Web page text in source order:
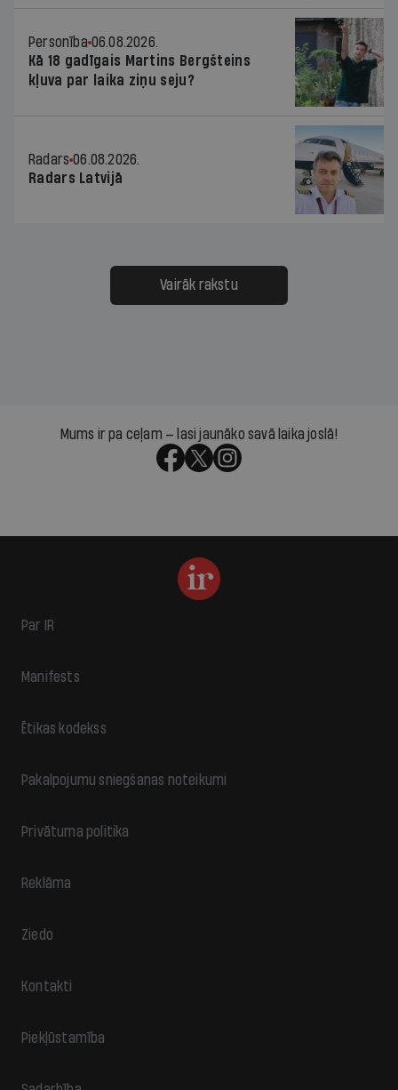
Personība 06.08.2026.
Kā 18 gadīgais Martins Bergšteins
kļuva par laika ziņu seju?
Radars 06.08.2026.
Radars Latvijā
Vairāk rakstu
Mums ir pa ceļam — lasi jaunāko savā laika joslā!
Par IR
Manifests
Ētikas kodekss
Pakalpojumu sniegšanas noteikumi
Privātuma politika
Reklāma
Ziedo
Kontakti
Piekļūstamība